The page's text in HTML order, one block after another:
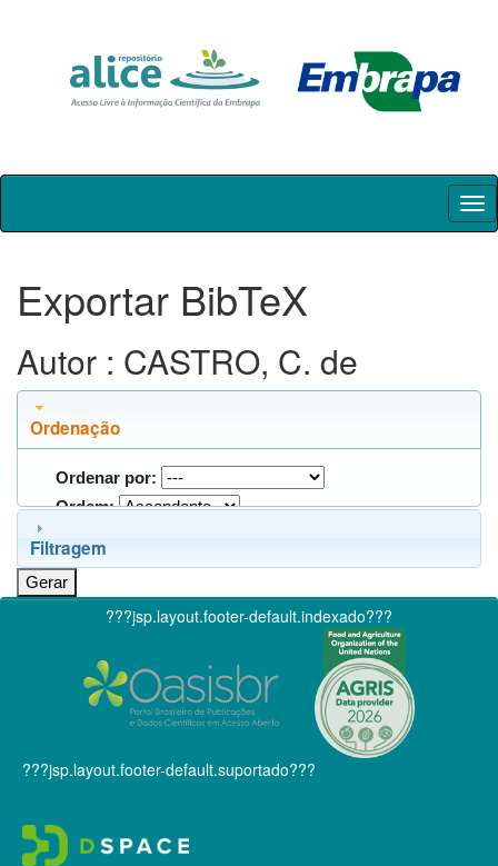
Skip
Exportar BibTeX
Autor : CASTRO, C. de
Ordenação
Ordenar por:
Ordem:
Filtragem
???jsp.layout.footer-default.indexado???
???jsp.layout.footer-default.suportado???